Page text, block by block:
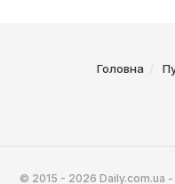
Головна
© 2015 - 2026 Daily.com.ua